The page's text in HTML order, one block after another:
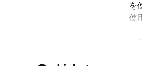
を
使
トヨタ認定